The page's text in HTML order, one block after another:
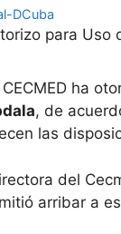
DCuba
para Uso
ha
, de
las
del
arribar a